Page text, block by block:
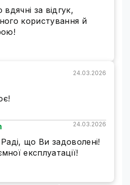
за відгук,
користування й
24.03.2026
24.03.2026
що Ви задоволені!
експлуатації!